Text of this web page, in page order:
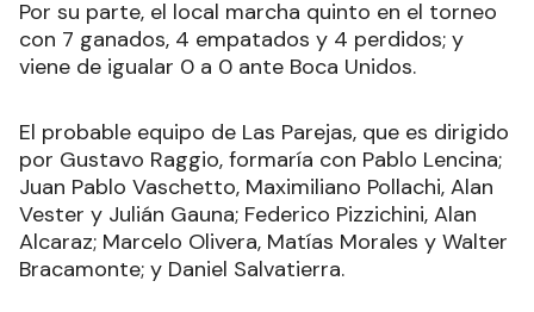
Por su parte, el local marcha quinto en el torneo
con 7 ganados, 4 empatados y 4 perdidos; y
viene de igualar 0 a 0 ante Boca Unidos.
El probable equipo de Las Parejas, que es dirigido
por Gustavo Raggio, formaría con Pablo Lencina;
Juan Pablo Vaschetto, Maximiliano Pollachi, Alan
Vester y Julián Gauna; Federico Pizzichini, Alan
Alcaraz; Marcelo Olivera, Matías Morales y Walter
Bracamonte; y Daniel Salvatierra.